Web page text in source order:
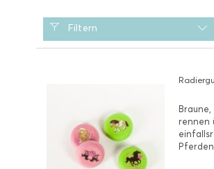
Filtern
rennen